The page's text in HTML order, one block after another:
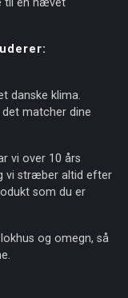
danske klima.
matcher dine
vi over 10 års
vi stræber altid efter
som du er
og omegn, så